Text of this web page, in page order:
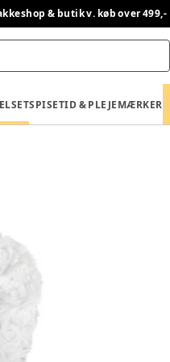
& butik v. køb over 499,-
SPISETID & PLEJEMÆRKER